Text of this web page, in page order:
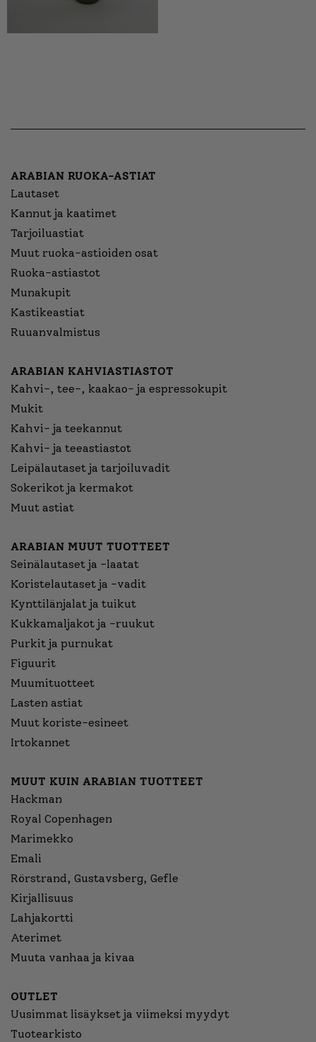
ARABIAN RUOKA-ASTIAT
Lautaset
Kannut ja kaatimet
Tarjoiluastiat
Muut ruoka-astioiden osat
Ruoka-astiastot
Munakupit
Kastikeastiat
Ruuanvalmistus
ARABIAN KAHVIASTIASTOT
Kahvi-, tee-, kaakao- ja espressokupit
Mukit
Kahvi- ja teekannut
Kahvi- ja teeastiastot
Leipälautaset ja tarjoiluvadit
Sokerikot ja kermakot
Muut astiat
ARABIAN MUUT TUOTTEET
Seinälautaset ja -laatat
Koristelautaset ja -vadit
Kynttilänjalat ja tuikut
Kukkamaljakot ja -ruukut
Purkit ja purnukat
Figuurit
Muumituotteet
Lasten astiat
Muut koriste-esineet
Irtokannet
MUUT KUIN ARABIAN TUOTTEET
Hackman
Royal Copenhagen
Marimekko
Emali
Rörstrand, Gustavsberg, Gefle
Kirjallisuus
Lahjakortti
Aterimet
Muuta vanhaa ja kivaa
OUTLET
Uusimmat lisäykset ja viimeksi myydyt
Tuotearkisto